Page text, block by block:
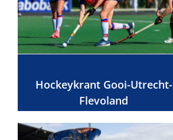
Hockeykrant Gooi-Utrecht-
Flevoland